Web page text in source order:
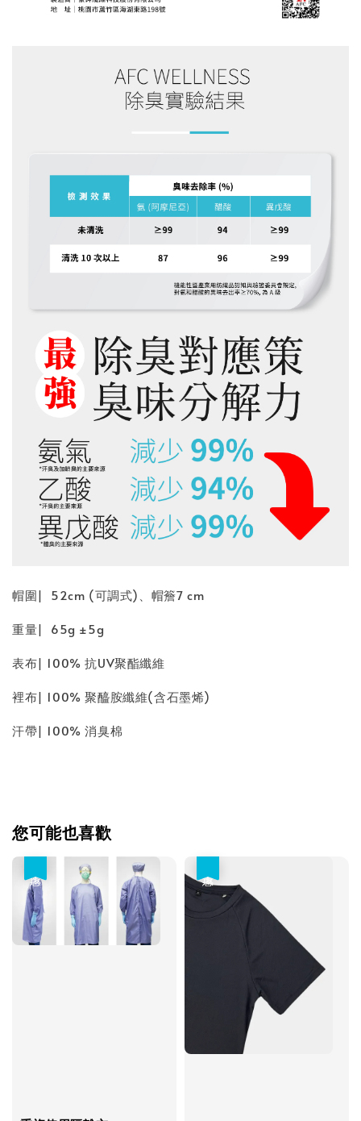
帽圍| 52cm (可調式)、帽簷7 cm
重量| 65g ±5g
表布| 100% 抗UV聚酯纖維
裡布| 100% 聚醯胺纖維(含石墨烯)
汗帶| 100% 消臭棉
您可能也喜歡